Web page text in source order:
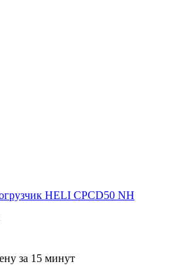
HELI CPСD50 NH
за 15 минут